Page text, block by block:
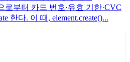
로부터 카드 번호·유효 기한·CVC
한다. 이 때, element.create()...